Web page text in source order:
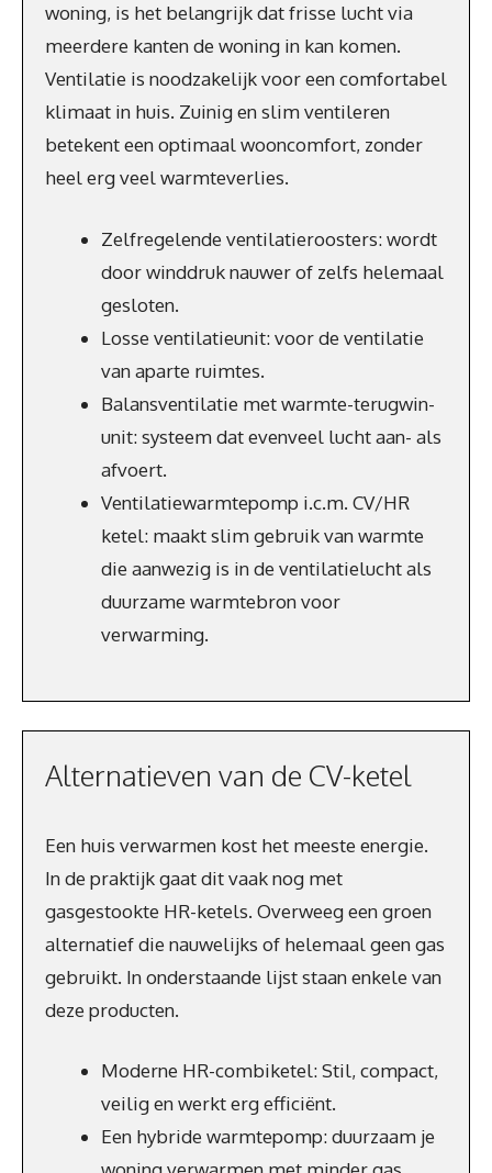
woning, is het belangrijk dat frisse lucht via
meerdere kanten de woning in kan komen.
Ventilatie is noodzakelijk voor een comfortabel
klimaat in huis. Zuinig en slim ventileren
betekent een optimaal wooncomfort, zonder
heel erg veel warmteverlies.
Zelfregelende ventilatieroosters: wordt
door winddruk nauwer of zelfs helemaal
gesloten.
Losse ventilatieunit: voor de ventilatie
van aparte ruimtes.
Balansventilatie met warmte-terugwin-
unit: systeem dat evenveel lucht aan- als
afvoert.
Ventilatiewarmtepomp i.c.m. CV/HR
ketel: maakt slim gebruik van warmte
die aanwezig is in de ventilatielucht als
duurzame warmtebron voor
verwarming.
Alternatieven van de CV-ketel
Een huis verwarmen kost het meeste energie.
In de praktijk gaat dit vaak nog met
gasgestookte HR-ketels. Overweeg een groen
alternatief die nauwelijks of helemaal geen gas
gebruikt. In onderstaande lijst staan enkele van
deze producten.
Moderne HR-combiketel: Stil, compact,
veilig en werkt erg efficiënt.
Een hybride warmtepomp: duurzaam je